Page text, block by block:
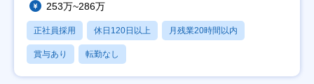
253万~286万
正社員採用 休日120日以上 月残業20時間以内
賞与あり 転勤なし